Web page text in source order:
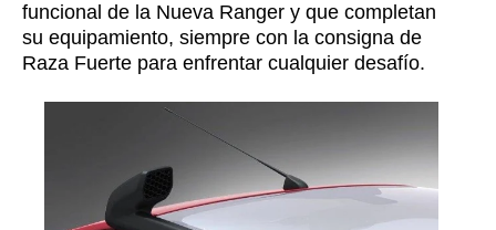
funcional de la Nueva Ranger y que completan
su equipamiento, siempre con la consigna de
Raza Fuerte para enfrentar cualquier desafío.